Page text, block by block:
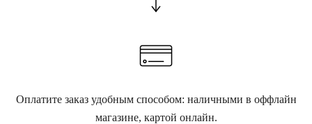
Оплатите заказ удобным способом: наличными в оффлайн
магазине, картой онлайн.